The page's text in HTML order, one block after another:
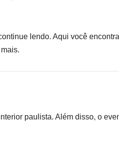
lendo. Aqui você
paulista. Além disso, o